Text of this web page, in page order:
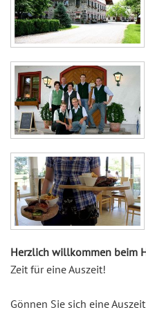
Herzlich willkommen beim
Zeit für eine Auszeit!
Gönnen Sie sich eine